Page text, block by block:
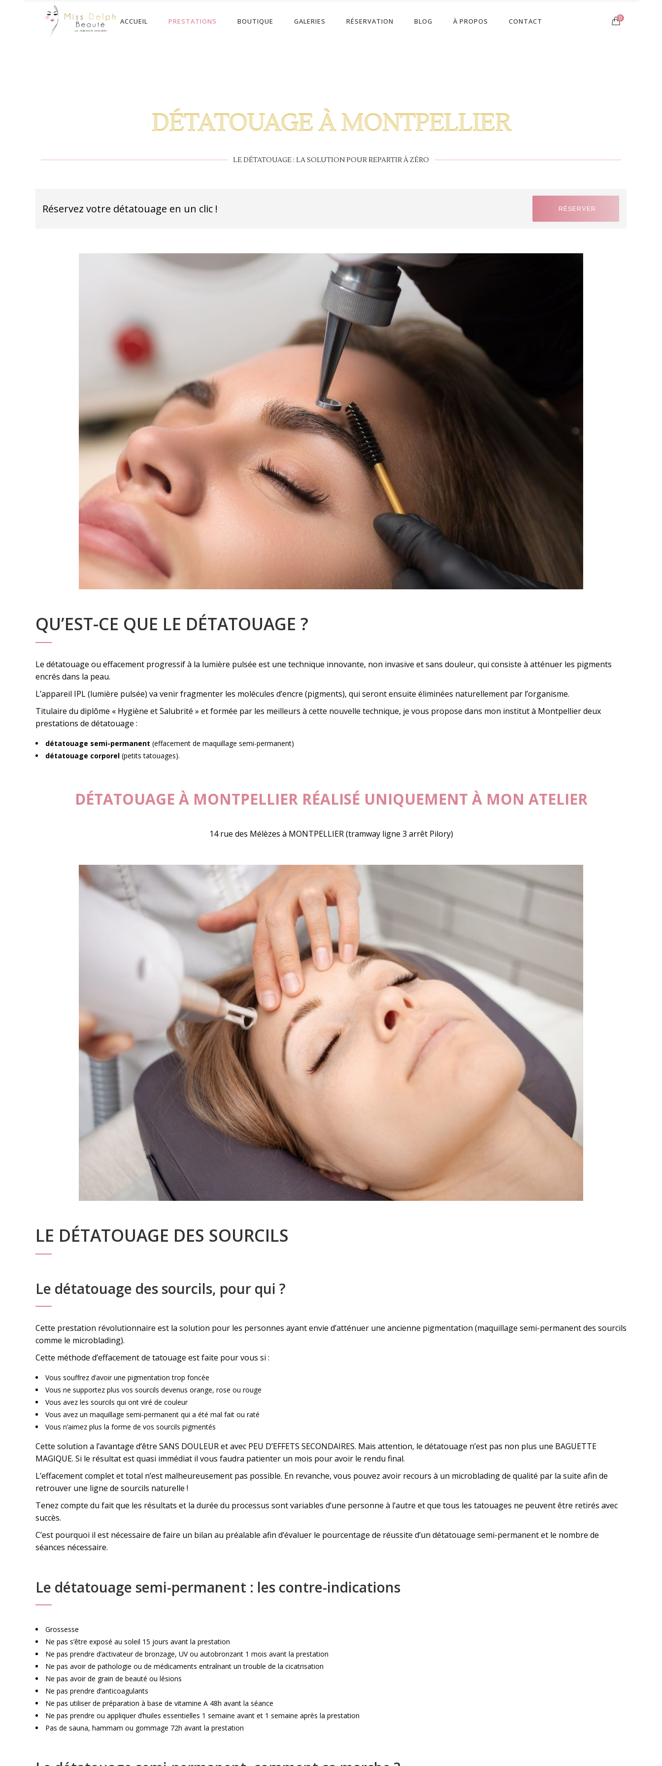
ACCUEIL PRESTATIONS BOUTIQUE GALERIES RÉSERVATION BLOG À PROPOS CONTACT 0
DÉTATOUAGE À MONTPELLIER
LE DÉTATOUAGE : LA SOLUTION POUR REPARTIR À ZÉRO
Réservez votre détatouage en un clic ! RÉSERVER
QU’EST-CE QUE LE DÉTATOUAGE ?
Le détatouage ou effacement progressif à la lumière pulsée est une technique innovante, non invasive et sans douleur, qui consiste à atténuer les pigments
encrés dans la peau.
L’appareil IPL (lumière pulsée) va venir fragmenter les molécules d’encre (pigments), qui seront ensuite éliminées naturellement par l’organisme.
Titulaire du diplôme « Hygiène et Salubrité » et formée par les meilleurs à cette nouvelle technique, je vous propose dans mon institut à Montpellier deux
prestations de détatouage :
détatouage semi-permanent (effacement de maquillage semi-permanent)
détatouage corporel (petits tatouages).
DÉTATOUAGE À MONTPELLIER RÉALISÉ UNIQUEMENT À MON ATELIER
14 rue des Mélèzes à MONTPELLIER (tramway ligne 3 arrêt Pilory)
LE DÉTATOUAGE DES SOURCILS
Le détatouage des sourcils, pour qui ?
Cette prestation révolutionnaire est la solution pour les personnes ayant envie d’atténuer une ancienne pigmentation (maquillage semi-permanent des sourcils
comme le microblading).
Cette méthode d’effacement de tatouage est faite pour vous si :
Vous souffrez d’avoir une pigmentation trop foncée
Vous ne supportez plus vos sourcils devenus orange, rose ou rouge
Vous avez les sourcils qui ont viré de couleur
Vous avez un maquillage semi-permanent qui a été mal fait ou raté
Vous n’aimez plus la forme de vos sourcils pigmentés
Cette solution a l’avantage d’être SANS DOULEUR et avec PEU D’EFFETS SECONDAIRES. Mais attention, le détatouage n’est pas non plus une BAGUETTE
MAGIQUE. Si le résultat est quasi immédiat il vous faudra patienter un mois pour avoir le rendu final.
L’effacement complet et total n’est malheureusement pas possible. En revanche, vous pouvez avoir recours à un microblading de qualité par la suite afin de
retrouver une ligne de sourcils naturelle !
Tenez compte du fait que les résultats et la durée du processus sont variables d’une personne à l’autre et que tous les tatouages ne peuvent être retirés avec
succès.
C’est pourquoi il est nécessaire de faire un bilan au préalable afin d’évaluer le pourcentage de réussite d’un détatouage semi-permanent et le nombre de
séances nécessaire.
Le détatouage semi-permanent : les contre-indications
Grossesse
Ne pas s’être exposé au soleil 15 jours avant la prestation
Ne pas prendre d’activateur de bronzage, UV ou autobronzant 1 mois avant la prestation
Ne pas avoir de pathologie ou de médicaments entraînant un trouble de la cicatrisation
Ne pas avoir de grain de beauté ou lésions
Ne pas prendre d’anticoagulants
Ne pas utiliser de préparation à base de vitamine A 48h avant la séance
Ne pas prendre ou appliquer d’huiles essentielles 1 semaine avant et 1 semaine après la prestation
Pas de sauna, hammam ou gommage 72h avant la prestation